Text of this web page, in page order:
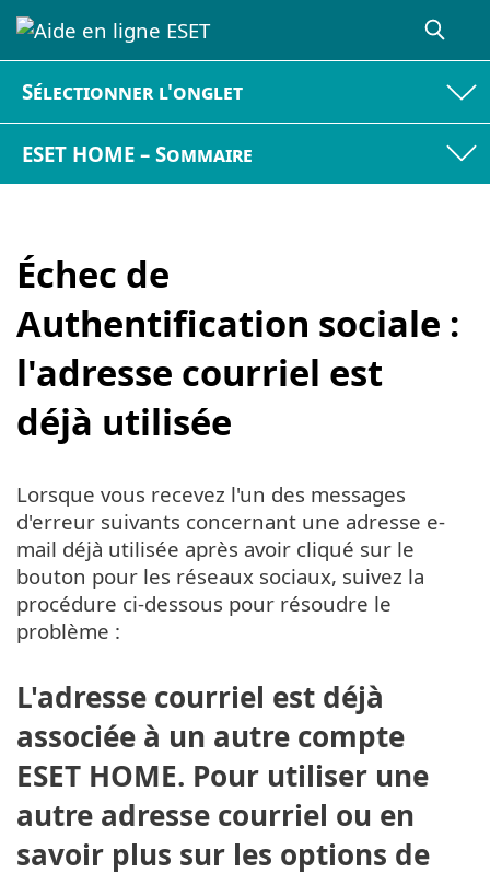
Sélectionner l'onglet
ESET HOME – Sommaire
Échec de
Authentification sociale :
l'adresse courriel est
déjà utilisée
Lorsque vous recevez l'un des messages
d'erreur suivants concernant une adresse e-
mail déjà utilisée après avoir cliqué sur le
bouton pour les réseaux sociaux, suivez la
procédure ci-dessous pour résoudre le
problème :
L'adresse courriel est déjà
associée à un autre compte
ESET HOME. Pour utiliser une
autre adresse courriel ou en
savoir plus sur les options de